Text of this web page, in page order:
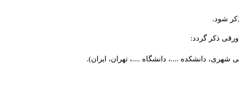
شود.
ذکر گردد:
شهری، دانشکده ....، دانشگاه ....، تهران، ایران).